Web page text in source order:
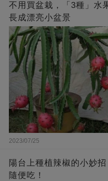
不用買盆栽，「3種」水
長成漂亮小盆景
2023/07/25
陽台上種植辣椒的小妙
隨便吃！